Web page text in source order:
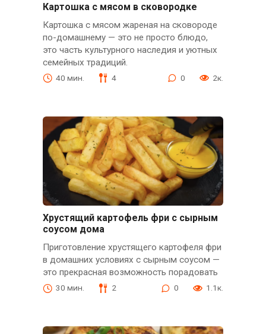
Картошка с мясом в сковородке
Картошка с мясом жареная на сковороде
по-домашнему — это не просто блюдо,
это часть культурного наследия и уютных
семейных традиций.
40 мин. 4 0 2к.
Хрустящий картофель фри с сырным
соусом дома
Приготовление хрустящего картофеля фри
в домашних условиях с сырным соусом —
это прекрасная возможность порадовать
30 мин. 2 0 1.1к.